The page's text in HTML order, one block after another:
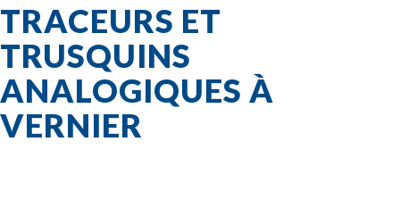
TRACEURS ET
TRUSQUINS
ANALOGIQUES À
VERNIER